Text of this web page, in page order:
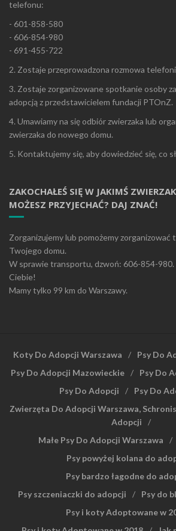
telefonu:
- 601-858-580
- 606-854-980
- 691-455-722
2. Zostaje przeprowadzona rozmowa
3. Zostaje zorganizowane spotkanie osoby
adopcją z przedstawicielem fundacji PTOnZ.
4. Umawiamy na się odbiór zwierzaka lub
zwierzaka do nowego domu.
5. Kontaktujemy się, aby dowiedzieć się, co
ZAKOCHAŁEŚ SIĘ W JAKIMŚ
MOŻESZ PRZYJECHAĆ? DAJ ZNAĆ!
Zorganizujemy lub pomożemy zorganizować
Twojego domu.
W sprawie transportu, dzwoń: 606-854-980.
Ciebie!
Mamy tylko 99 km do Warszawy.
Koty Do Adopcji Warszawa
Psy Do
Psy Do Adopcji Mazowieckie
Psy Do
Psy Do Adopcji
Psy Do
Zwierzęta Do Adopcji Warszawa,
Adopcji
Małe Psy Do Adopcji Warszawa
Psy powyżej kolana do
Psy bardzo łagodne do
Psy szczeniaczki do adopcji
Psy do
Psy i koty Adoptowane w